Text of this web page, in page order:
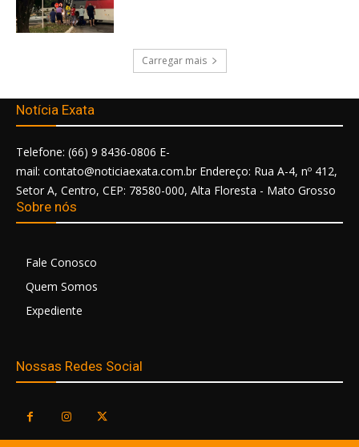
Carregar mais
Notícia Exata
Telefone: (66) 9 8436-0806 E-
mail: contato@noticiaexata.com.br Endereço: Rua A-4, nº 412,
Setor A, Centro, CEP: 78580-000, Alta Floresta - Mato Grosso
Sobre nós
Fale Conosco
Quem Somos
Expediente
Nossas Redes Social